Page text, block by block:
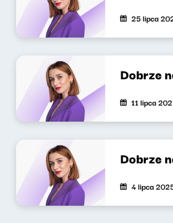
25 lipca
Dobrze
11 lipca
Dobrze
4 lipca